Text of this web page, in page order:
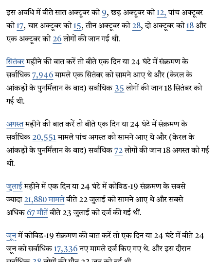
इस अवधि में बीते सात अक्टूबर को 9, छह अक्टूबर को12, पांच अक्टूबर
को17, चार अक्टूबर को15, तीन अक्टूबर को 28, दो अक्टूबर को18 और
एक अक्टूबर को 26लोगों की जान गई थी.
सितंबरमहीने की बात करें तो बीते एक दिन या 24 घंटे में संक्रमण के
सर्वाधिक7,946मामले एक सितंबर को सामने आए थे और (केरल के
आंकड़ों के पुनर्मिलान के बाद) सर्वाधिक 35 लोगों की जान 18 सितंबर को
गई थी.
अगस्तमहीने की बात करें तो बीते एक दिन या 24 घंटे में संक्रमण के
सर्वाधिक 20,551मामले पांच अगस्त को सामने आए थे और (केरल के
आंकड़ों के पुनर्मिलान के बाद) सर्वाधिक72लोगों की जान 18 अगस्त को गई
थी.
जुलाईमहीने में एक दिन या 24 घंटे में कोविड-19 संक्रमण के सबसे
ज्यादा 21,880 मामलेबीते 22 जुलाई को सामने आए थे और सबसे
अधिक 67 मौतेंबीते 23 जुलाई को दर्ज की गई थीं.
जूनमें कोविड-19 संक्रमण की बात करें तो एक दिन या 24 घंटे में बीते 24
जून को सर्वाधिक17,336 नए मामले दर्ज किए गए थे. और इस दौरान